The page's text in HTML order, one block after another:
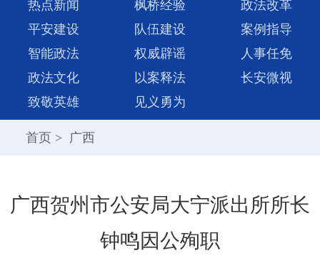
热点新闻
枫桥经验
政法改革
平安建设
队伍建设
案例指导
智能政法
权威辟谣
人事任免
政法文化
以案释法
长安微视
致敬英雄
见义勇为
首页 > 广西
广西贺州市公安局大宁派出所所长
钟鸣因公殉职